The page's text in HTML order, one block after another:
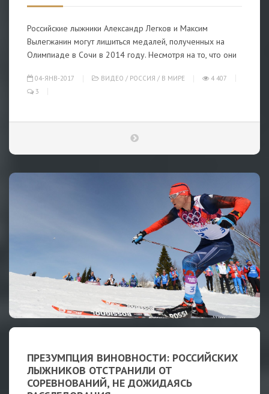
Российские лыжники Александр Легков и Максим
Вылегжанин могут лишиться медалей, полученных на
Олимпиаде в Сочи в 2014 году. Несмотря на то, что они
04-ЯНВ-2017 ВИДЕО / РОССИЯ / В МИРЕ
4 407
3
ПРЕЗУМПЦИЯ ВИНОВНОСТИ: РОССИЙСКИХ
ЛЫЖНИКОВ ОТСТРАНИЛИ ОТ
СОРЕВНОВАНИЙ, НЕ ДОЖИДАЯСЬ